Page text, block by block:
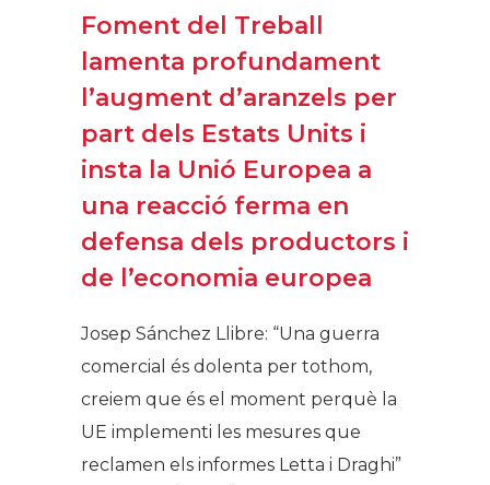
Foment del Treball
lamenta profundament
l’augment d’aranzels per
part dels Estats Units i
insta la Unió Europea a
una reacció ferma en
defensa dels productors i
de l’economia europea
Josep Sánchez Llibre: “Una guerra
comercial és dolenta per tothom,
creiem que és el moment perquè la
UE implementi les mesures que
reclamen els informes Letta i Draghi”